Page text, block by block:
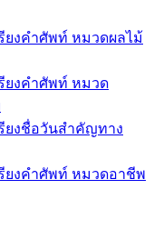
ยงคำศัพท์ หมวดผลไม้
ยงคำศัพท์ หมวด
ยงชื่อวันสำคัญทาง
ยงคำศัพท์ หมวดอาชีพ